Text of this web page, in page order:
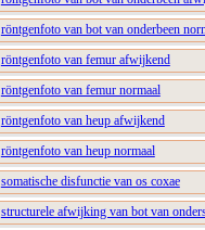
röntgenfoto van bot van onderbeen
röntgenfoto van femur afwijkend
röntgenfoto van femur normaal
röntgenfoto van heup afwijkend
röntgenfoto van heup normaal
somatische disfunctie van os coxae
structurele afwijking van bot van